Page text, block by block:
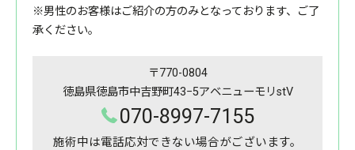
※男性のお客様はご紹介の方のみとなっております、ご了
承ください。
〒770-0804
徳島県徳島市中吉野町43−5アベニューモリstV
070-8997-7155
施術中は電話応対できない場合がございます。